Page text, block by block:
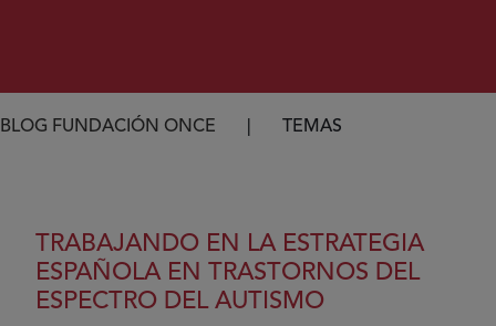
Ruta de navegación
BLOG FUNDACIÓN ONCE TEMAS
TRABAJANDO EN LA ESTRATEGIA
ESPAÑOLA EN TRASTORNOS DEL
ESPECTRO DEL AUTISMO